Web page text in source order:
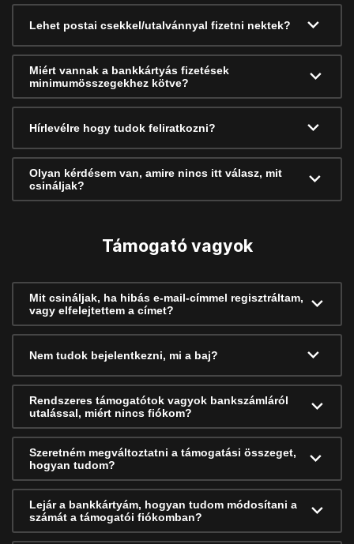
Lehet postai csekkel/utalvánnyal fizetni nektek?
Miért vannak a bankkártyás fizetések
minimumösszegekhez kötve?
Hírlevélre hogy tudok feliratkozni?
Olyan kérdésem van, amire nincs itt válasz, mit
csináljak?
Támogató vagyok
Mit csináljak, ha hibás e-mail-címmel regisztráltam,
vagy elfelejtettem a címet?
Nem tudok bejelentkezni, mi a baj?
Rendszeres támogatótok vagyok bankszámláról
utalással, miért nincs fiókom?
Szeretném megváltoztatni a támogatási összeget,
hogyan tudom?
Lejár a bankkártyám, hogyan tudom módosítani a
számát a támogatói fiókomban?